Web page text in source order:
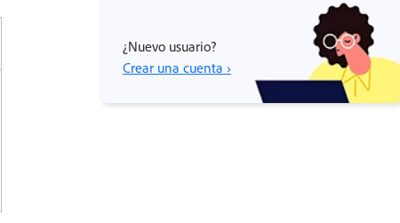
¿Nuevo usuario?
Crear una cuenta ›